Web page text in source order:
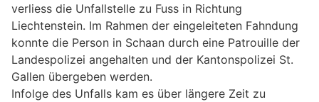
verliess die Unfallstelle zu Fuss in Richtung
Liechtenstein. Im Rahmen der eingeleiteten Fahndung
konnte die Person in Schaan durch eine Patrouille der
Landespolizei angehalten und der Kantonspolizei St.
Gallen übergeben werden.
Infolge des Unfalls kam es über längere Zeit zu